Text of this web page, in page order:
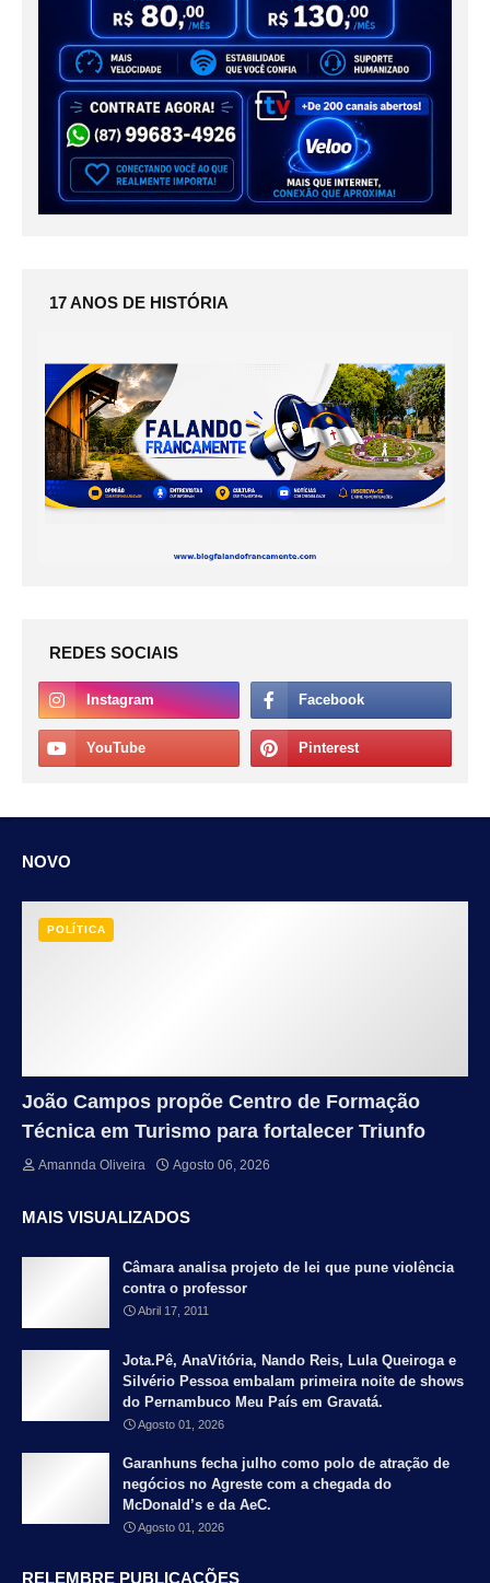
17 ANOS DE HISTÓRIA
REDES SOCIAIS
NOVO
POLÍTICA
João Campos propõe Centro de Formação
Técnica em Turismo para fortalecer Triunfo
Amannda Oliveira Agosto 06, 2026
MAIS VISUALIZADOS
Câmara analisa projeto de lei que pune violência
contra o professor
Abril 17, 2011
Jota.Pê, AnaVitória, Nando Reis, Lula Queiroga e
Silvério Pessoa embalam primeira noite de shows
do Pernambuco Meu País em Gravatá.
Agosto 01, 2026
Garanhuns fecha julho como polo de atração de
negócios no Agreste com a chegada do
McDonald’s e da AeC.
Agosto 01, 2026
RELEMBRE PUBLICAÇÕES